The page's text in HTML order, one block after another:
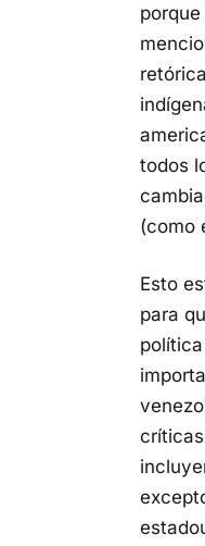
todos
(como
Esto
para